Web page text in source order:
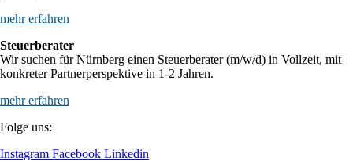
mehr erfahren
Steuerberater
Wir suchen für Nürnberg einen Steuerberater (m/w/d) in Vollzeit, mit
konkreter Partnerperspektive in 1-2 Jahren.
mehr erfahren
Folge uns:
Instagram Facebook Linkedin